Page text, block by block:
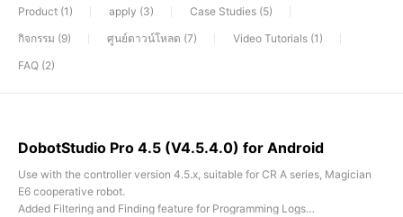
Product (1) apply (3)
Case Studies (5)
กิจกรรม (9)
ศูนย์ดาวน์โหลด (7)
Video Tutorials (1)
FAQ (2)
DobotStudio Pro 4.5 (V4.5.4.0) for Android
Use with the controller version 4.5.x, suitable for CR A series, Magician
E6 cooperative robot.
Added Filtering and Finding feature for Programming Logs